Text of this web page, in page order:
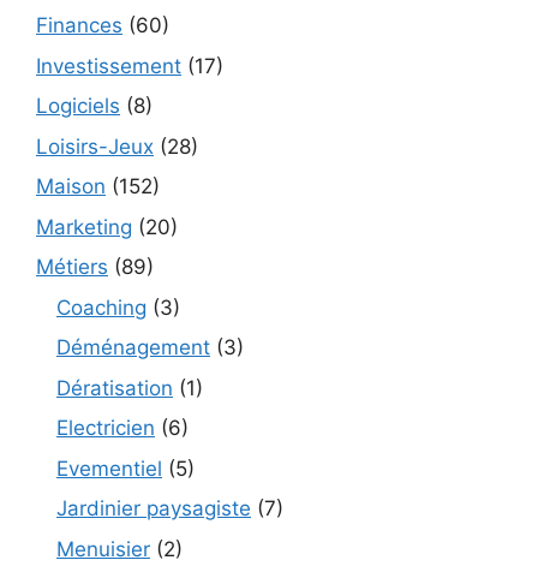
Finances (60)
Investissement (17)
Logiciels (8)
Loisirs-Jeux (28)
Maison (152)
Marketing (20)
Métiers (89)
Coaching (3)
Déménagement (3)
Dératisation (1)
Electricien (6)
Evementiel (5)
Jardinier paysagiste (7)
Menuisier (2)